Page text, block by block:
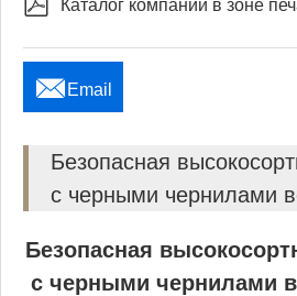
Каталог компании в зоне
 Email
Безопасная
с черными чернилами
Безопасная
с черными чернилами